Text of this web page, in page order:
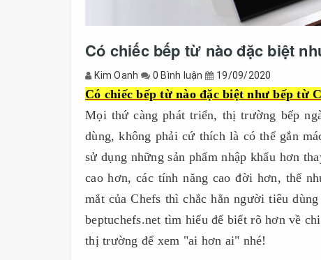
Có chiếc bếp từ nào đặc biệt
Kim Oanh 0 Bình luận 19/09/2020
Có chiếc bếp từ nào đặc biệt như bếp từ
Mọi thứ càng phát triển, thị trường bếp
dùng, không phải cứ thích là có thể gắn
sử dụng những sản phẩm nhập khẩu hơn
cao hơn, các tính năng cao đời hơn, thế
mắt của Chefs thì chắc hẳn người tiêu
beptuchefs.net tìm hiểu để biết rõ hơn về
thị trường để xem "ai hơn ai" nhé!